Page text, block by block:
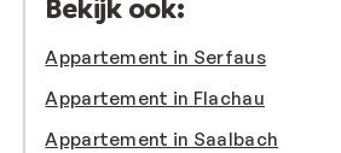
Bekijk ook:
Appartement in Serfaus
Appartement in Flachau
Appartement in Saalbach